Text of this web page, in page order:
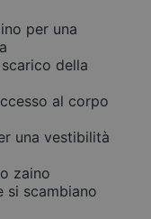
per una
della
al corpo
una vestibilità
zaino
si scambiano